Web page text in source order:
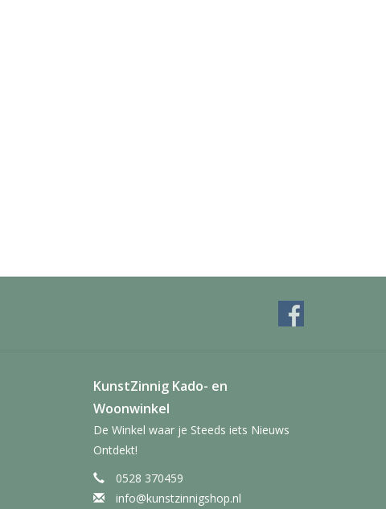
KunstZinnig Kado- en
Woonwinkel
De Winkel waar je Steeds iets Nieuws
Ontdekt!
0528 370459
info@kunstzinnigshop.nl